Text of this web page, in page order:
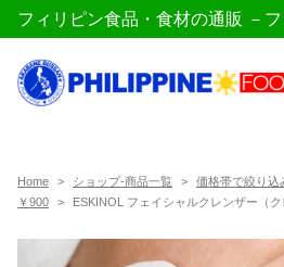
フィリピン食品・食材の通販 －
Home ショップ-商品一覧 価格帯で絞り込
￥900
ESKINOL フェイシャルクレンザー（